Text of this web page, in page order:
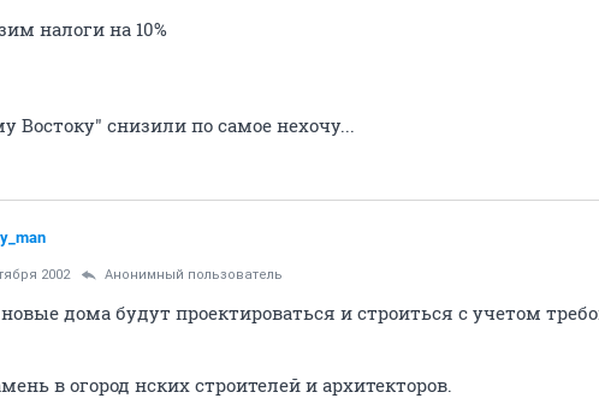
налоги на 10%
Востоку" снизили по самое нехочу...
2002 Анонимный пользователь
дома будут проектироваться и строиться с учетом
в огород нских строителей и архитекторов.